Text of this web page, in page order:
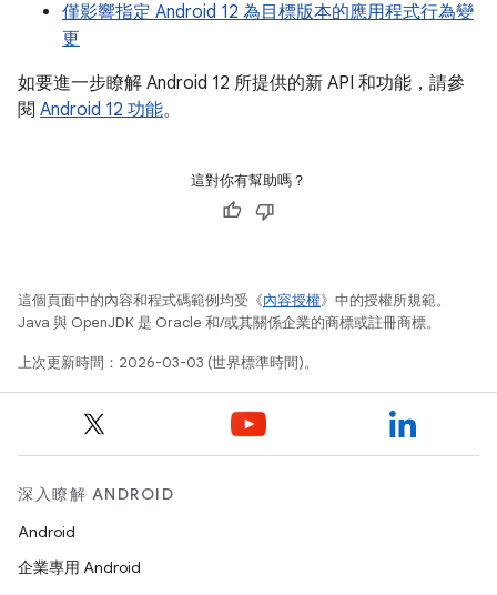
僅影響指定 Android 12 為目標版本的應用程式行為變
更
如要進一步瞭解 Android 12 所提供的新 API 和功能，請參
閱 Android 12 功能。
這對你有幫助嗎？
這個頁面中的內容和程式碼範例均受《內容授權》中的授權所規範。
Java 與 OpenJDK 是 Oracle 和/或其關係企業的商標或註冊商標。
上次更新時間：2026-03-03 (世界標準時間)。
深入瞭解 ANDROID
Android
企業專用 Android